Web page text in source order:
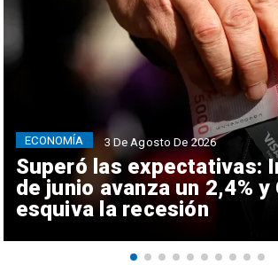
Superó las expectativas:
de junio avanza un 2,4% y
esquiva la recesión
ECONOMÍA 3 De Agosto De 2026